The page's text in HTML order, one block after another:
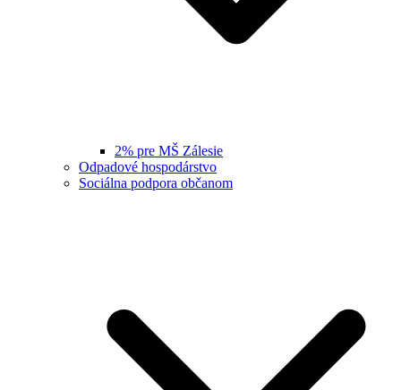
2% pre MŠ Zálesie
Odpadové hospodárstvo
Sociálna podpora občanom